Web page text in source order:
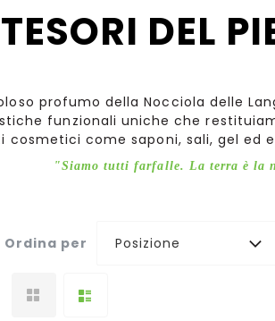
TESORI DEL
profumo della Nocciola delle
funzionali uniche che
cosmetici come saponi, sali, gel ed
"Siamo tutti farfalle. La terra è la
Ordina per Posizione